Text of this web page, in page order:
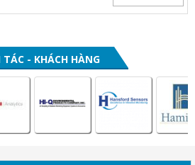
- KHÁCH HÀNG